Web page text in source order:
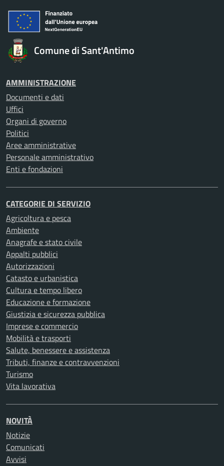
Comune di Sant'Antimo
AMMINISTRAZIONE
Documenti e dati
Uffici
Organi di governo
Politici
Aree amministrative
Personale amministrativo
Enti e fondazioni
CATEGORIE DI SERVIZIO
Agricoltura e pesca
Ambiente
Anagrafe e stato civile
Appalti pubblici
Autorizzazioni
Catasto e urbanistica
Cultura e tempo libero
Educazione e formazione
Giustizia e sicurezza pubblica
Imprese e commercio
Mobilità e trasporti
Salute, benessere e assistenza
Tributi, finanze e contravvenzioni
Turismo
Vita lavorativa
NOVITÀ
Notizie
Comunicati
Avvisi